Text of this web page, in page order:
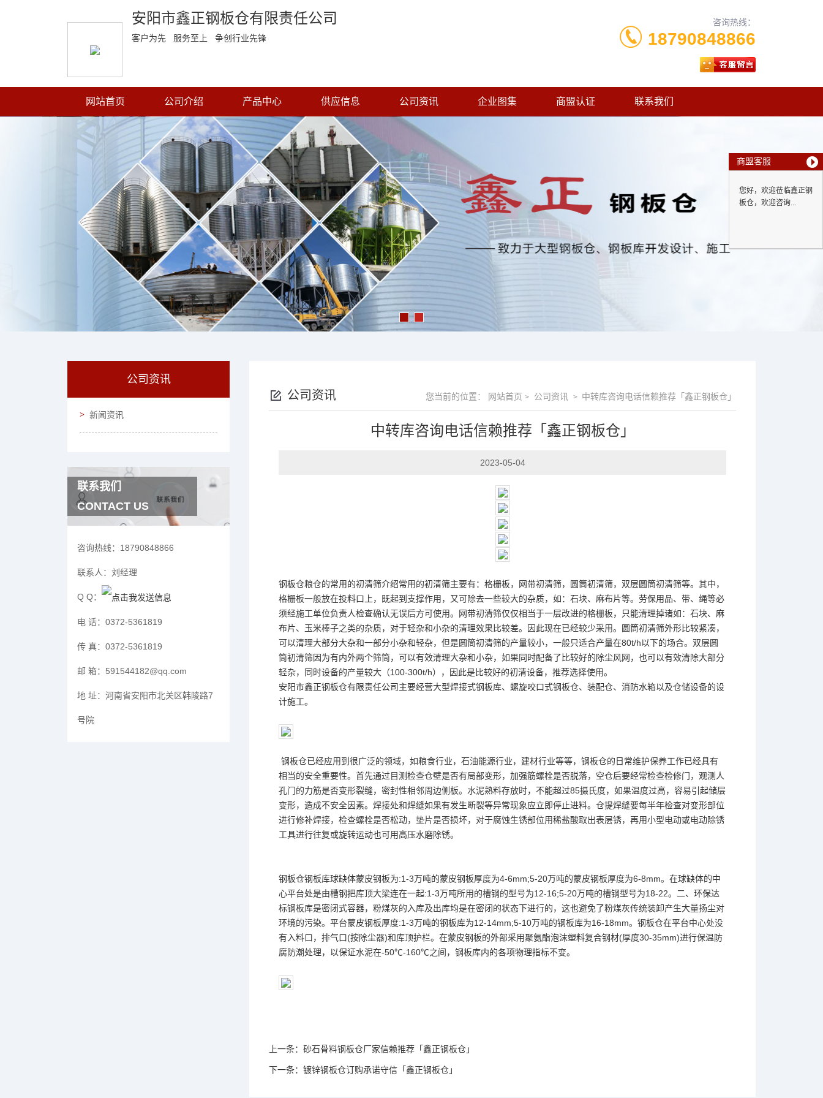
安阳市鑫正钢板仓有限责任公司
客户为先 服务至上 争创行业先锋
咨询热线：
18790848866
网站首页 公司介绍 产品中心 供应信息 公司资讯 企业图集 商盟认证 联系我们
公司资讯
新闻资讯
联系我们
CONTACT US
咨询热线： 18790848866
联系人： 刘经理
Q Q：
电 话： 0372-5361819
传 真： 0372-5361819
邮 箱： 591544182@qq.com
地 址： 河南省安阳市北关区韩陵路7
号院
公司资讯 您当前的位置： 网站首页 > 公司资讯 > 中转库咨询电话信赖推荐「鑫正钢板仓」
中转库咨询电话信赖推荐「鑫正钢板仓」
2023-05-04
钢板仓粮仓的常用的初清筛介绍常用的初清筛主要有：格栅板，网带初清筛，圆筒初清筛，双层圆筒初清筛等。其中，
格栅板一般放在投料口上，既起到支撑作用，又可除去一些较大的杂质，如：石块、麻布片等。劳保用品、带、绳等必
须经施工单位负责人检查确认无误后方可使用。网带初清筛仅仅相当于一层改进的格栅板，只能清理掉诸如：石块、麻
布片、玉米棒子之类的杂质，对于轻杂和小杂的清理效果比较差。因此现在已经较少采用。圆筒初清筛外形比较紧凑，
可以清理大部分大杂和一部分小杂和轻杂，但是圆筒初清筛的产量较小，一般只适合产量在80t/h以下的场合。双层圆
筒初清筛因为有内外两个筛筒，可以有效清理大杂和小杂，如果同时配备了比较好的除尘风网，也可以有效清除大部分
轻杂，同时设备的产量较大（100-300t/h），因此是比较好的初清设备，推荐选择使用。
安阳市鑫正钢板仓有限责任公司主要经营大型焊接式钢板库、螺旋咬口式钢板仓、装配仓、消防水箱以及仓储设备的设
计施工。
钢板仓已经应用到很广泛的领域，如粮食行业，石油能源行业，建材行业等等，钢板仓的日常维护保养工作已经具有
相当的安全重要性。首先通过目测检查仓壁是否有局部变形，加强筋螺栓是否脱落，空仓后要经常检查检修门，观测人
孔门的力筋是否变形裂缝，密封性相邻周边侧板。水泥熟料存放时，不能超过85摄氏度，如果温度过高，容易引起储层
变形，造成不安全因素。焊接处和焊缝如果有发生断裂等异常现象应立即停止进料。仓提焊缝要每半年检查对变形部位
进行修补焊接，检查螺栓是否松动，垫片是否损坏，对于腐蚀生锈部位用稀盐酸取出表层锈，再用小型电动或电动除锈
工具进行往复或旋转运动也可用高压水磨除锈。
钢板仓钢板库球缺体蒙皮钢板为:1-3万吨的蒙皮钢板厚度为4-6mm;5-20万吨的蒙皮钢板厚度为6-8mm。在球缺体的中
心平台处是由槽钢把库顶大梁连在一起:1-3万吨所用的槽钢的型号为12-16;5-20万吨的槽钢型号为18-22。二、环保达
标钢板库是密闭式容器，粉煤灰的入库及出库均是在密闭的状态下进行的，这也避免了粉煤灰传统装卸产生大量扬尘对
环境的污染。平台蒙皮钢板厚度:1-3万吨的钢板库为12-14mm;5-10万吨的钢板库为16-18mm。钢板仓在平台中心处没
有入料口，排气口(按除尘器)和库顶护栏。在蒙皮钢板的外部采用聚氨酯泡沫塑料复合钢材(厚度30-35mm)进行保温防
腐防潮处理，以保证水泥在-50℃-160℃之间，钢板库内的各项物理指标不变。
上一条： 砂石骨料钢板仓厂家信赖推荐「鑫正钢板仓」
下一条： 镀锌钢板仓订购承诺守信「鑫正钢板仓」
商盟客服
您好，欢迎莅临鑫正钢
板仓，欢迎咨询...